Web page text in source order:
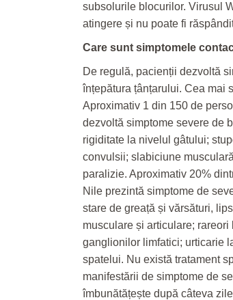
subsolurile blocurilor. Virusul
atingere și nu poate fi
Care sunt simptomele
De regulă, pacienții dezvoltă
înțepătura țânțarului. Cea mai
Aproximativ 1 din 150 de
dezvoltă simptome severe de
rigiditate la nivelul gâtului;
convulsii; slabiciune
paralizie. Aproximativ 20%
Nile prezintă simptome de
stare de greață și vărsături,
musculare și articulare;
ganglionilor limfatici; urticarie
spatelui. Nu există tratament
manifestării de simptome de
îmbunătățește după câteva